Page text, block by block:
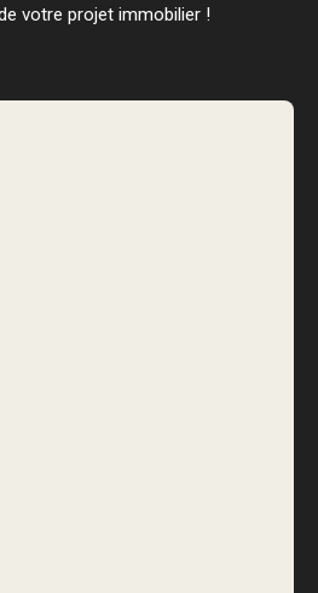
votre projet immobilier !